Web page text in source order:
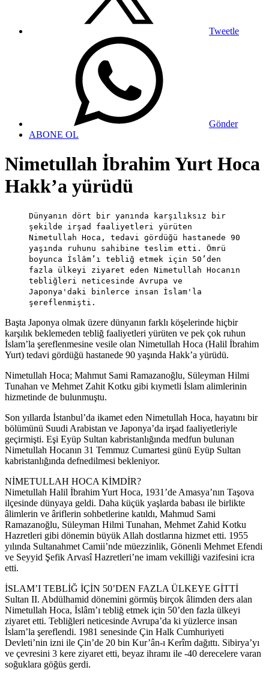
Tweetle
Gönder
ABONE OL
Nimetullah İbrahim Yurt Hoca
Hakk’a yürüdü
Dünyanın dört bir yanında karşılıksız bir
şekilde irşad faaliyetleri yürüten
Nimetullah Hoca, tedavi gördüğü hastanede 90
yaşında ruhunu sahibine teslim etti. Ömrü
boyunca İslâm’ı tebliğ etmek için 50’den
fazla ülkeyi ziyaret eden Nimetullah Hocanın
tebliğleri neticesinde Avrupa ve
Japonya'daki binlerce insan İslam'la
şereflenmişti.
Başta Japonya olmak üzere dünyanın farklı köşelerinde hiçbir
karşılık beklemeden tebliğ faaliyetleri yürüten ve pek çok ruhun
İslam’la şereflenmesine vesile olan Nimetullah Hoca (Halil İbrahim
Yurt) tedavi gördüğü hastanede 90 yaşında Hakk’a yürüdü.
Nimetullah Hoca; Mahmut Sami Ramazanoğlu, Süleyman Hilmi
Tunahan ve Mehmet Zahit Kotku gibi kıymetli İslam alimlerinin
hizmetinde de bulunmuştu.
Son yıllarda İstanbul’da ikamet eden Nimetullah Hoca, hayatını bir
bölümünü Suudi Arabistan ve Japonya’da irşad faaliyetleriyle
geçirmişti. Eşi Eyüp Sultan kabristanlığında medfun bulunan
Nimetullah Hocanın 31 Temmuz Cumartesi günü Eyüp Sultan
kabristanlığında defnedilmesi bekleniyor.
NİMETULLAH HOCA KİMDİR?
Nimetullah Halil İbrahim Yurt Hoca, 1931’de Amasya’nın Taşova
ilçesinde dünyaya geldi. Daha küçük yaşlarda babası ile birlikte
âlimlerin ve âriflerin sohbetlerine katıldı, Mahmud Sami
Ramazanoğlu, Süleyman Hilmi Tunahan, Mehmet Zahid Kotku
Hazretleri gibi dönemin büyük Allah dostlarına hizmet etti. 1955
yılında Sultanahmet Camii’nde müezzinlik, Gönenli Mehmet Efendi
ve Seyyid Şefik Arvasî Hazretleri’ne imam vekilliği vazifesini icra
etti.
İSLAM’I TEBLİĞ İÇİN 50’DEN FAZLA ÜLKEYE GİTTİ
Sultan II. Abdülhamid dönemini görmüş birçok âlimden ders alan
Nimetullah Hoca, İslâm’ı tebliğ etmek için 50’den fazla ülkeyi
ziyaret etti. Tebliğleri neticesinde Avrupa’da ki yüzlerce insan
İslam’la şereflendi. 1981 senesinde Çin Halk Cumhuriyeti
Devleti’nin izni ile Çin’de 20 bin Kur’ân-ı Kerîm dağıttı. Sibirya’yı
ve çevresini 3 kere ziyaret etti, beyaz ihramı ile -40 derecelere varan
soğuklara göğüs gerdi.